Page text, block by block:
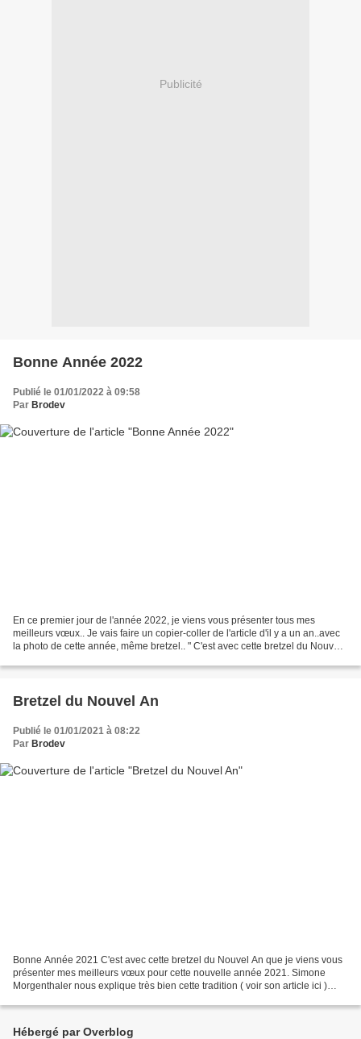
Publicité
Bonne Année 2022
Publié le 01/01/2022 à 09:58
Par Brodev
En ce premier jour de l'année 2022, je viens vous présenter tous mes
meilleurs vœux.. Je vais faire un copier-coller de l'article d'il y a un an..avec
la photo de cette année, même bretzel.. " C'est avec cette bretzel du Nouvel
Bretzel du Nouvel An
Publié le 01/01/2021 à 08:22
Par Brodev
Bonne Année 2021 C'est avec cette bretzel du Nouvel An que je viens vous
présenter mes meilleurs vœux pour cette nouvelle année 2021. Simone
Morgenthaler nous explique très bien cette tradition ( voir son article ici )
Hébergé par Overblog